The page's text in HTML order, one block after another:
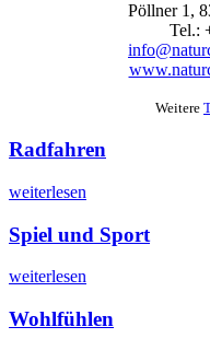
Pöllner 1,
Tel.:
Weitere
Radfahren
weiterlesen
Spiel und Sport
weiterlesen
Wohlfühlen